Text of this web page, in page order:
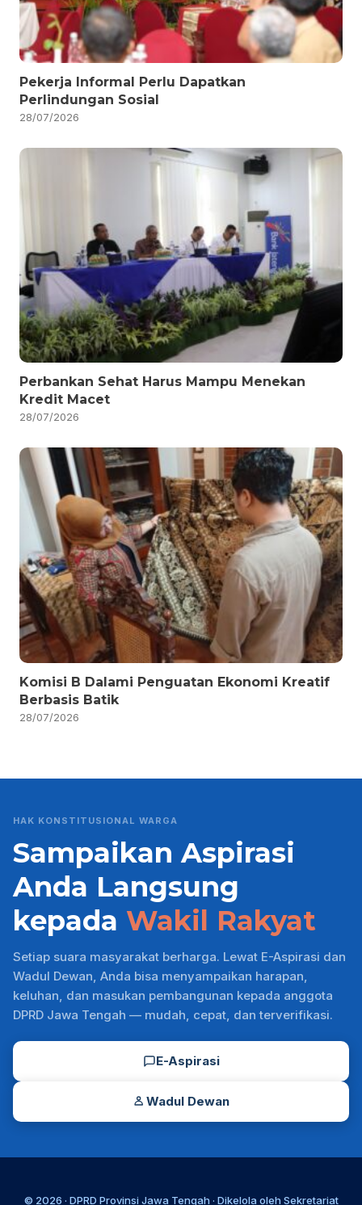
Pekerja Informal Perlu Dapatkan
Perlindungan Sosial
28/07/2026
Perbankan Sehat Harus Mampu Menekan
Kredit Macet
28/07/2026
Komisi B Dalami Penguatan Ekonomi Kreatif
Berbasis Batik
28/07/2026
HAK KONSTITUSIONAL WARGA
Sampaikan Aspirasi
Anda Langsung
kepada Wakil Rakyat
Setiap suara masyarakat berharga. Lewat E-Aspirasi dan
Wadul Dewan, Anda bisa menyampaikan harapan,
keluhan, dan masukan pembangunan kepada anggota
DPRD Jawa Tengah — mudah, cepat, dan terverifikasi.
E-Aspirasi
Wadul Dewan
© 2026 · DPRD Provinsi Jawa Tengah · Dikelola oleh Sekretariat